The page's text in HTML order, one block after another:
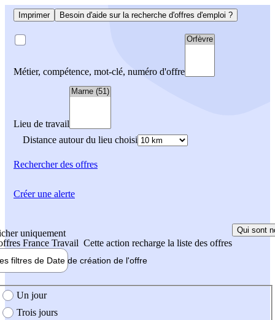
Imprimer Besoin d'aide sur la recherche d'offres d'emploi ?
Métier, compétence, mot-clé, numéro d'offre
Lieu de travail
Distance autour du lieu choisi
Rechercherdes offres
uniquement
France Travail Cette action recharge la liste des offres
Qui sont
filtres de Date de création de l'offre
création de l'offre
Un jour
Trois jours
Créer une alerte